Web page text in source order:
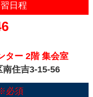
日程
ター 2階 集会室
南住吉3-15-56
必須